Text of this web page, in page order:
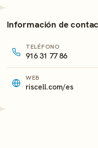
Información de
TELÉFONO
916 31 77 86
WEB
riscell.com/es